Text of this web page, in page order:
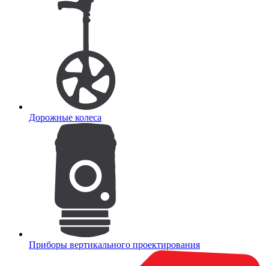
Дорожные колеса
Приборы вертикального проектирования